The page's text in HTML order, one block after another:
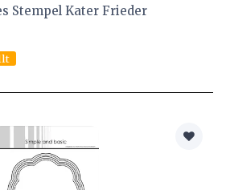
Stempel Kater Frieder